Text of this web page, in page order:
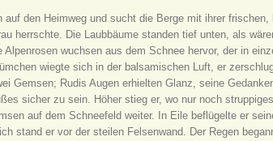
auf den Heimweg und sucht die Berge mit ihrer
herrschte. Die Laubbäume standen tief unten, als
Alpenrosen wuchsen aus dem Schnee hervor, der in
wiegte sich in der balsamischen Luft, er
Gemsen; Rudis Augen erhielten Glanz, seine
sicher zu sein. Höher stieg er, wo nur noch
auf dem Schneefeld weiter. In Eile beflügelte er
stand er vor der steilen Felsenwand. Der Regen